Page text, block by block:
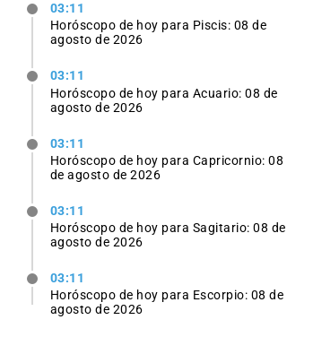
03:11
Horóscopo de hoy para Piscis: 08 de
agosto de 2026
03:11
Horóscopo de hoy para Acuario: 08 de
agosto de 2026
03:11
Horóscopo de hoy para Capricornio: 08
de agosto de 2026
03:11
Horóscopo de hoy para Sagitario: 08 de
agosto de 2026
03:11
Horóscopo de hoy para Escorpio: 08 de
agosto de 2026